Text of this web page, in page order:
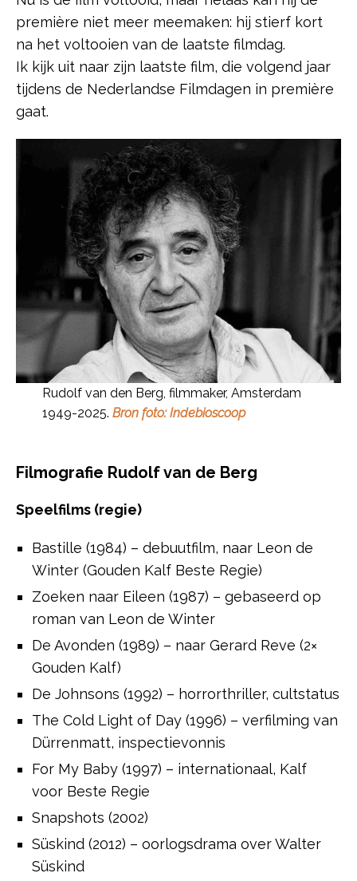
première niet meer meemaken: hij stierf kort
na het voltooien van de laatste filmdag.
Ik kijk uit naar zijn laatste film, die volgend jaar
tijdens de Nederlandse Filmdagen in première
gaat.
Rudolf van den Berg, filmmaker, Amsterdam
1949-2025. Bron foto: Indebioscoop
Filmografie Rudolf van de Berg
Speelfilms (regie)
Bastille (1984) – debuutfilm, naar Leon de
Winter (Gouden Kalf Beste Regie)
Zoeken naar Eileen (1987) – gebaseerd op
roman van Leon de Winter
De Avonden (1989) – naar Gerard Reve (2×
Gouden Kalf)
De Johnsons (1992) – horrorthriller, cultstatus
The Cold Light of Day (1996) – verfilming van
Dürrenmatt, inspectievonnis
For My Baby (1997) – internationaal, Kalf
voor Beste Regie
Snapshots (2002)
Süskind (2012) – oorlogsdrama over Walter
Süskind